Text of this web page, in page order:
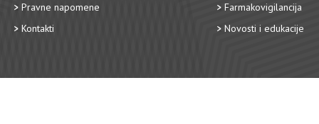
Pravne napomene
Kontakti
Farmakovigilancija
Novosti i edukacije